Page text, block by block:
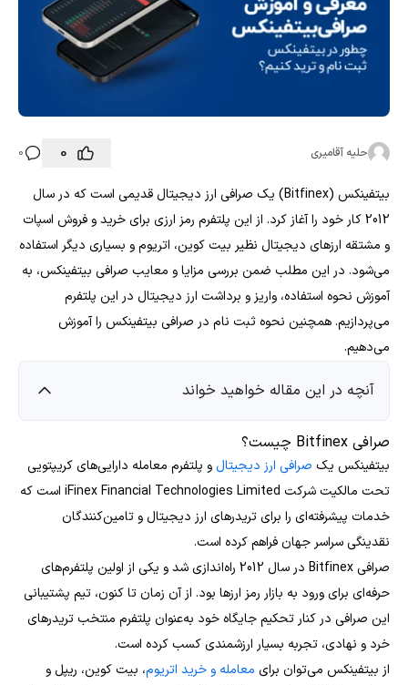
حلیه آقامیری 0
0
بیتفینکس (Bitfinex) یک صرافی ارز دیجیتال قدیمی است که در سال
2012 کار خود را آغاز کرد. از این پلتفرم رمز ارزی برای خرید و فروش اسپات
و مشتقه ارزهای دیجیتال نظیر بیت کوین، اتریوم و بسیاری دیگر استفاده
می‌شود. در این مطلب ضمن بررسی مزایا و معایب صرافی بیتفینکس، به
آموزش نحوه استفاده، واریز و برداشت ارز دیجیتال در این پلتفرم
می‌پردازیم. همچنین نحوه ثبت نام در صرافی بیتفینکس را آموزش
می‌دهیم.
آنچه در این مقاله خواهید خواند
صرافی Bitfinex چیست؟
بیتفینکس یک صرافی ارز دیجیتال و پلتفرم معامله دارایی‌های کریپتویی
تحت مالکیت شرکت iFinex Financial Technologies Limited است که
خدمات پیشرفته‌ای را برای تریدرهای ارز دیجیتال و تامین‌کنندگان
نقدینگی سراسر جهان فراهم کرده است.
صرافی Bitfinex در سال 2012 راه‌اندازی شد و یکی از اولین پلتفرم‌های
حرفه‌ای برای ورود به بازار رمز ارزها بود. از آن زمان تا کنون، تیم پشتیبانی
این صرافی در کنار تحکیم جایگاه خود به‌عنوان پلتفرم منتخب تریدرهای
خرد و نهادی، تجربه بسیار ارزشمندی کسب کرده است.
از بیتفینکس می‌توان برای معامله و خرید اتریوم، بیت کوین، ریپل و